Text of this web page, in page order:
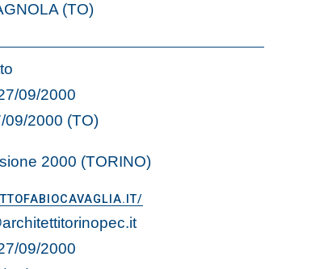
(TO)
09/2000
09/2000 (TO)
2000 (TORINO)
09/2000